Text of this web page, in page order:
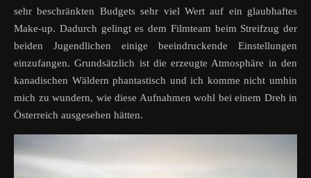
sehr beschränkten Budgets sehr viel Wert auf ein glaubhaftes
Make-up. Dadurch gelingt es dem Filmteam beim Streifzug der
beiden Jugendlichen einige beeindruckende Einstellungen
einzufangen. Grundsätzlich ist die erzeugte Atmosphäre in den
kanadischen Wäldern phantastisch und ich komme nicht umhin
mich zu wundern, wie diese Aufnahmen wohl bei einem Dreh in
Österreich ausgesehen hätten.